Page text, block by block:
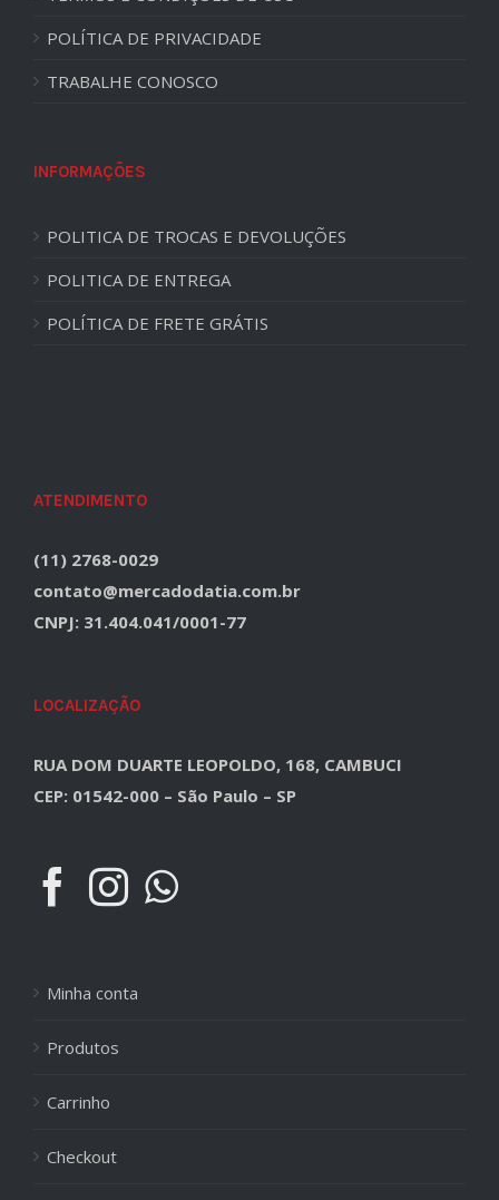
POLÍTICA DE PRIVACIDADE
TRABALHE CONOSCO
INFORMAÇÕES
POLITICA DE TROCAS E DEVOLUÇÕES
POLITICA DE ENTREGA
POLÍTICA DE FRETE GRÁTIS
ATENDIMENTO
(11) 2768-0029
contato@mercadodatia.com.br
CNPJ: 31.404.041/0001-77
LOCALIZAÇÃO
RUA DOM DUARTE LEOPOLDO, 168, CAMBUCI
CEP: 01542-000 – São Paulo – SP
Minha conta
Produtos
Carrinho
Checkout